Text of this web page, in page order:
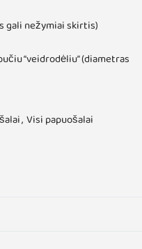
gali nežymiai skirtis)
“veidrodėliu” (diametras
, Visi papuošalai